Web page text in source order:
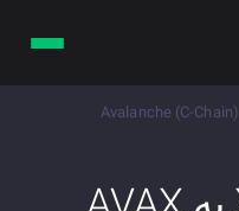
Avalanche (C-Chain)